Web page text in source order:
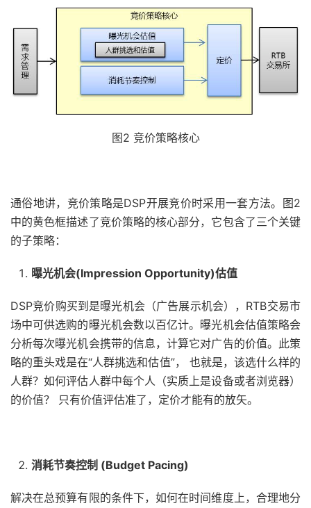
图2 竞价策略核心
通俗地讲，竞价策略是DSP开展竞价时采用一套方法。图2
中的黄色框描述了竞价策略的核心部分，它包含了三个关键
的子策略：
曝光机会(Impression Opportunity)估值
DSP竞价购买到是曝光机会（广告展示机会），RTB交易市
场中可供选购的曝光机会数以百亿计。曝光机会估值策略会
分析每次曝光机会携带的信息，计算它对广告的价值。此策
略的重头戏是在“人群挑选和估值”， 也就是，该选什么样的
人群？如何评估人群中每个人（实质上是设备或者浏览器）
的价值？ 只有价值评估准了，定价才能有的放矢。
消耗节奏控制 (Budget Pacing)
解决在总预算有限的条件下，如何在时间维度上，合理地分